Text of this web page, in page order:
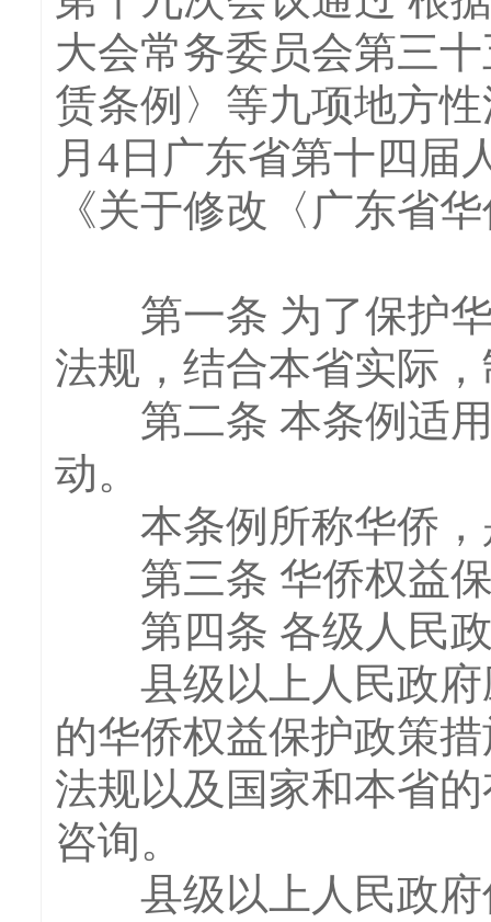
大会常务委员会第三
赁条例〉等九项地方
月4日广东省第十四届
《关于修改〈广东省
第一条 为了保护华
法规，结合本省实际
第二条 本条例适用
动。
本条例所称华侨，
第三条 华侨权益保
第四条 各级人民政
县级以上人民政府
的华侨权益保护政策
法规以及国家和本省
咨询。
县级以上人民政府